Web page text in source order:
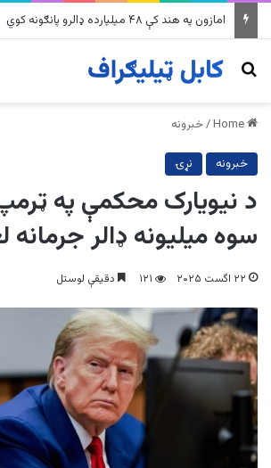
په وینزویلا کې زورورو زلزلو پراخ زیانونه اړولي
Search for
/خبرونه
خبرونه نړۍ
سوه میلیونه ډالر جرمانه
۲۲ اگست ۲۰۲۵ ۱۲۱ دقیقې لوستل